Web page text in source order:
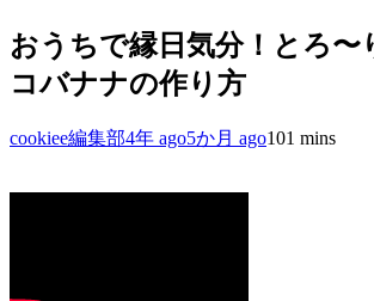
おうちで縁日気分！とろ〜
コバナナの作り方
cookiee編集部4年 ago5か月 ago101 mins